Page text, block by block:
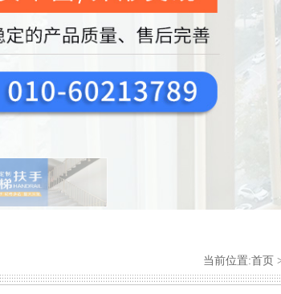
当前位置:首页